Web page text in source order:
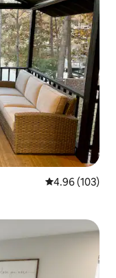
औसत रेटिंग 5 में से
4.96 (103)